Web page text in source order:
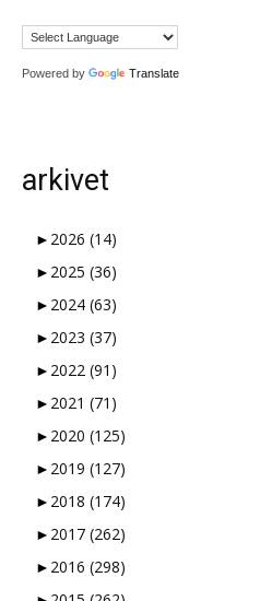
Powered by Translate
arkivet
► 2026 (14)
► 2025 (36)
► 2024 (63)
► 2023 (37)
► 2022 (91)
► 2021 (71)
► 2020 (125)
► 2019 (127)
► 2018 (174)
► 2017 (262)
► 2016 (298)